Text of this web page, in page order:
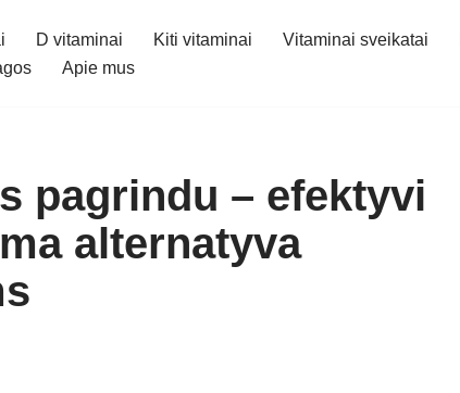
D vitaminai Kiti vitaminai Vitaminai sveikatai
Apie mus
pagrindu – efektyvi
alternatyva